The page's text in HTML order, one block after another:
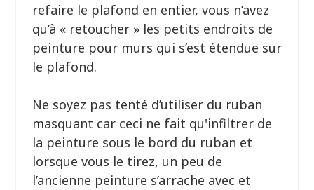
refaire le plafond en entier, vous n’avez
qu’à « retoucher » les petits endroits de
peinture pour murs qui s’est étendue sur
le plafond.
Ne soyez pas tenté d’utiliser du ruban
masquant car ceci ne fait qu'infiltrer de
la peinture sous le bord du ruban et
lorsque vous le tirez, un peu de
l’ancienne peinture s’arrache avec et